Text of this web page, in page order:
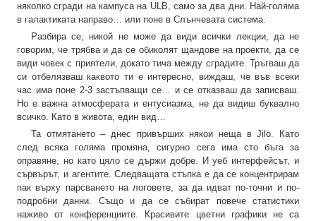
няколко сгради на кампуса на ULB, само за два дни. Най-голяма
в галактиката направо… или поне в Слънчевата система.
Разбира се, никой не може да види всички лекции, да не
говорим, че трябва и да се обиколят щандове на проекти, да се
види човек с приятели, докато тича между сградите. Тръгваш да
си отбелязваш каквото ти е интересно, виждаш, че във всеки
час има поне 2-3 застъпващи се… и се отказваш да записваш.
Но е важна атмосферата и ентусиазма, не да видиш буквално
всичко. Като в живота, един вид…
Та отмятането – днес привърших някои неща в Jilo. Като
след всяка голяма промяна, сигурно сега има сто бъга за
оправяне, но като цяло се държи добре. И уеб интерфейсът, и
сървърът, и агентите. Следващата стъпка е да се концентрирам
пак върху парсването на логовете, за да идват по-точни и по-
подробни данни. Също и да се събират повече статистики
наживо от конференциите. Красивите цветни графики не са